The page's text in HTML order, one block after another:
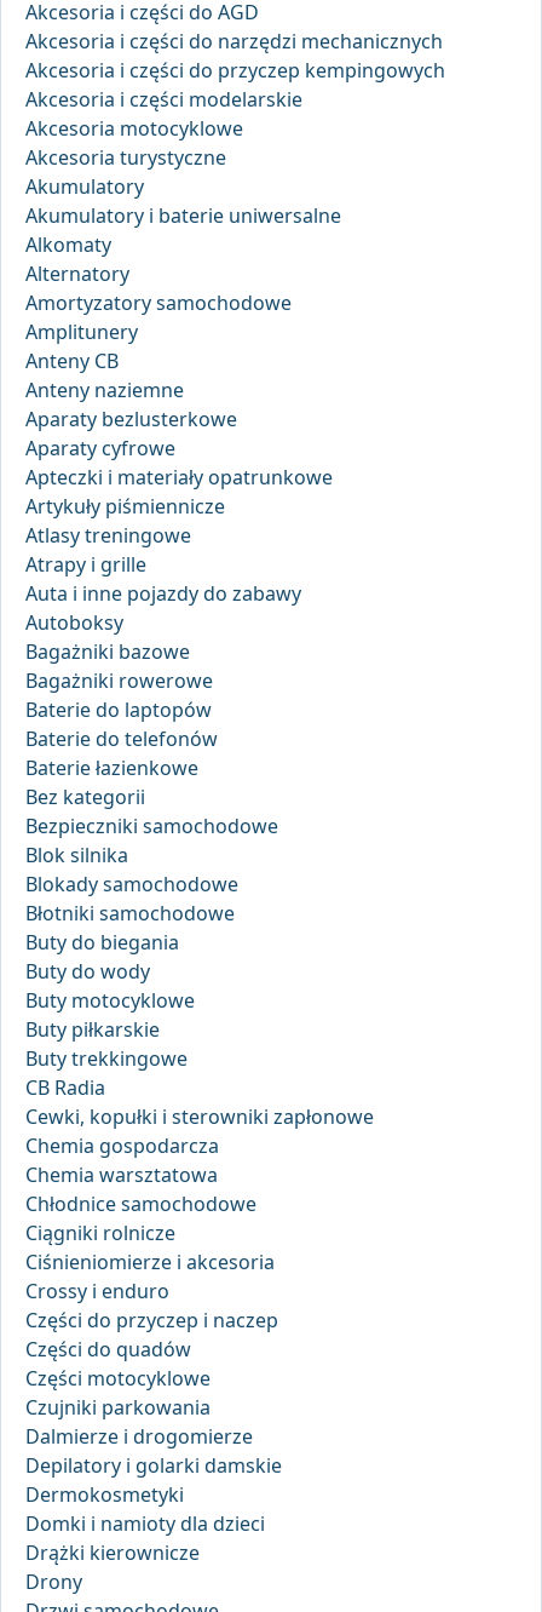
Akcesoria i części do AGD
Akcesoria i części do narzędzi mechanicznych
Akcesoria i części do przyczep kempingowych
Akcesoria i części modelarskie
Akcesoria motocyklowe
Akcesoria turystyczne
Akumulatory
Akumulatory i baterie uniwersalne
Alkomaty
Alternatory
Amortyzatory samochodowe
Amplitunery
Anteny CB
Anteny naziemne
Aparaty bezlusterkowe
Aparaty cyfrowe
Apteczki i materiały opatrunkowe
Artykuły piśmiennicze
Atlasy treningowe
Atrapy i grille
Auta i inne pojazdy do zabawy
Autoboksy
Bagażniki bazowe
Bagażniki rowerowe
Baterie do laptopów
Baterie do telefonów
Baterie łazienkowe
Bez kategorii
Bezpieczniki samochodowe
Blok silnika
Blokady samochodowe
Błotniki samochodowe
Buty do biegania
Buty do wody
Buty motocyklowe
Buty piłkarskie
Buty trekkingowe
CB Radia
Cewki, kopułki i sterowniki zapłonowe
Chemia gospodarcza
Chemia warsztatowa
Chłodnice samochodowe
Ciągniki rolnicze
Ciśnieniomierze i akcesoria
Crossy i enduro
Części do przyczep i naczep
Części do quadów
Części motocyklowe
Czujniki parkowania
Dalmierze i drogomierze
Depilatory i golarki damskie
Dermokosmetyki
Domki i namioty dla dzieci
Drążki kierownicze
Drony